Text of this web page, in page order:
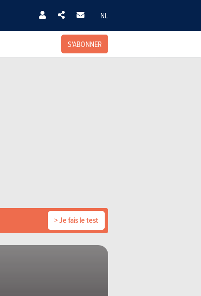
NL
S'ABONNER
> Je fais le test